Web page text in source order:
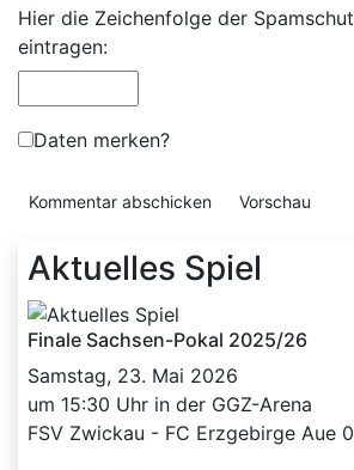
Hier die Zeichenfolge der
eintragen:
Daten merken?
Aktuelles Spiel
Finale Sachsen-Pokal 2025/26
Samstag, 23. Mai 2026
um 15:30 Uhr in der GGZ-Arena
FSV Zwickau - FC Erzgebirge Aue